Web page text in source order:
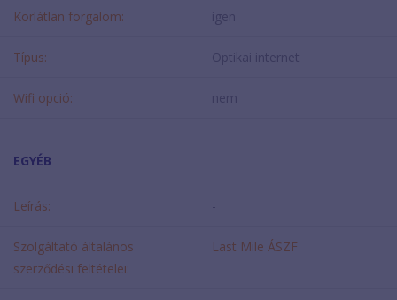
Korlátlan forgalom: igen
Típus: Optikai internet
Wifi opció: nem
EGYÉB
Leírás: -
Szolgáltató általános
szerződési feltételei:
Last Mile ÁSZF